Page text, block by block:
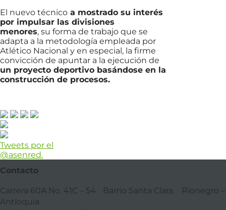
El nuevo técnico a mostrado su interés
por impulsar las divisiones
menores, su forma de trabajo que se
adapta a la metodología empleada por
Atlético Nacional y en especial, la firme
convicción de apuntar a la ejecución de
un proyecto deportivo basándose en la
construcción de procesos.
Tweets por el
@asenred.
Contacto
Carrera 60A No. 41C – 54 Barrio Santa Clara. Rionegro –
Antioquia